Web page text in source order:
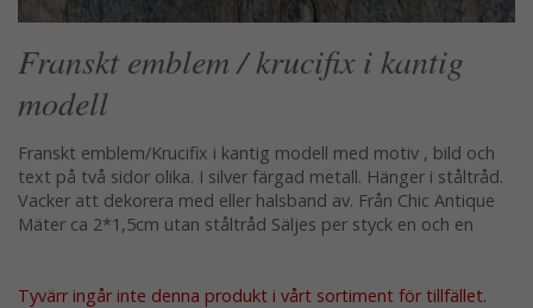
Franskt emblem / krucifix i kantig
modell
Franskt emblem/Krucifix i kantig modell med motiv , bild och
text på två sidor olika. I silver färgad metall. Hänger i ståltråd.
Vacker att dekorera med eller halsband av. Från Chic Antique
Mäter ca 2*1,5cm utan ståltråd Säljes per styck en och en
Tyvärr ingår inte denna produkt i vårt sortiment för tillfället.